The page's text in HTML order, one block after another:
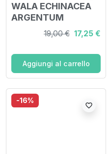
WALA ECHINACEA
ARGENTUM
GLOBULI 20 G
19,00 € 17,25 €
Aggiungi al carrello
-16%
favorite_border